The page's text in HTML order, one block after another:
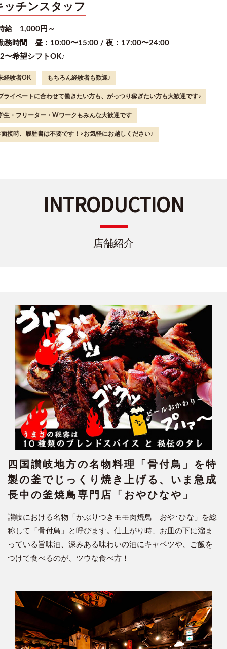
ッチンスタッフ
給 1,000円～
務時間 昼：10:00〜15:00 / 夜：17:00〜24:00
〜希望シフトOK♪
経験者OK もちろん経験者も歓迎♪
ライベートに合わせて働きたい方も、がっつり稼ぎたい方も大歓迎です♪
生・フリーター・Wワークもみんな大歓迎です
面接時、履歴書は不要です！>お気軽にお越しください♪
INTRODUCTION
店舗紹介
四国讃岐地方の名物料理「骨付鳥」を特
製の釜でじっくり焼き上げる、いま急成
長中の釜焼鳥専門店「おやひなや」
讃岐における名物「かぶりつきモモ肉焼鳥 おや･ひな」を総
称して「骨付鳥」と呼びます。仕上がり時、お皿の下に溜ま
っている旨味油、深みある味わいの油にキャベツや、ご飯を
つけて食べるのが、ツウな食べ方！